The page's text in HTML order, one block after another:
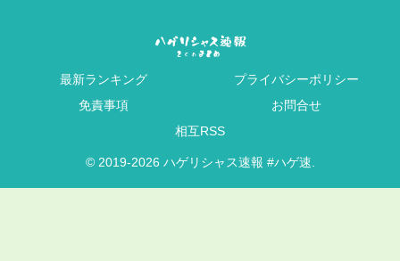
最新ランキング
プライバシーポリシー
免責事項
お問合せ
相互RSS
© 2019-2026 ハゲリシャス速報 #ハゲ速.